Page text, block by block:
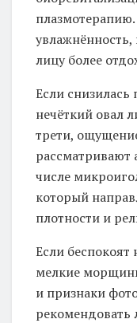
лицу более
Если снизилась
нечёткий овал
трети,
рассматривают
числе
который
плотности и
Если беспокоят
мелкие
и признаки
рекомендовать